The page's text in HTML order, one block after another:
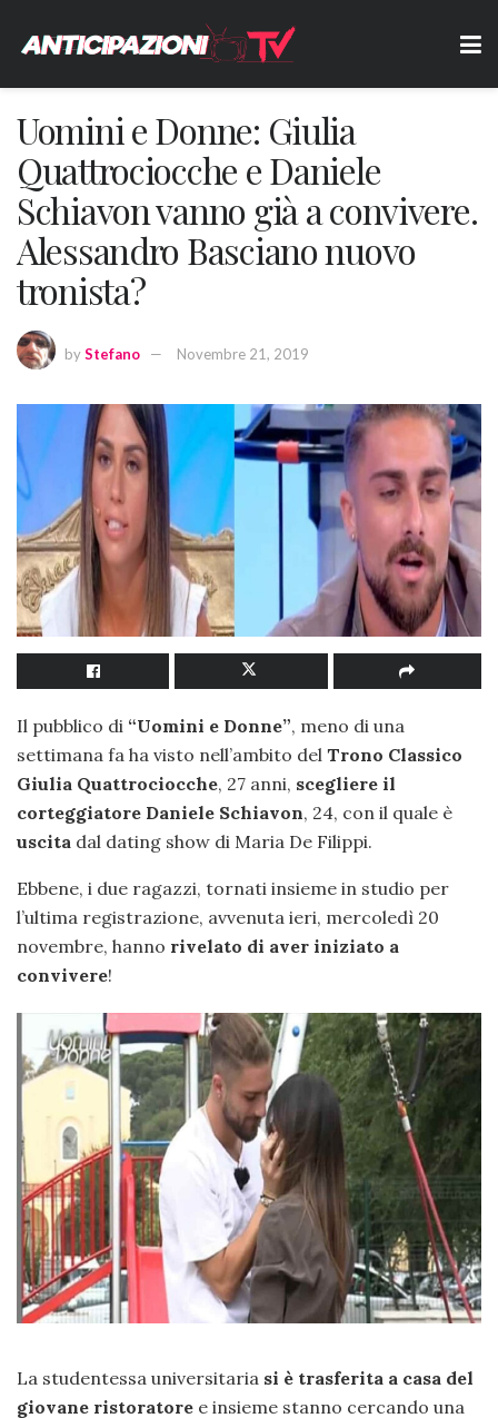
Uomini e Donne: Giulia
Quattrociocche e Daniele
Schiavon vanno già a convivere.
Alessandro Basciano nuovo
tronista?
byStefano Novembre 21, 2019
Il pubblico di “Uomini e Donne”, meno di una
settimana fa ha visto nell’ambito del Trono Classico
Giulia Quattrociocche, 27 anni, scegliere il
corteggiatore Daniele Schiavon, 24, con il quale è
uscita dal dating show di Maria De Filippi.
Ebbene, i due ragazzi, tornati insieme in studio per
l’ultima registrazione, avvenuta ieri, mercoledì 20
novembre, hanno rivelato di aver iniziato a
convivere!
La studentessa universitaria si è trasferita a casa del
giovane ristoratore e insieme stanno cercando una